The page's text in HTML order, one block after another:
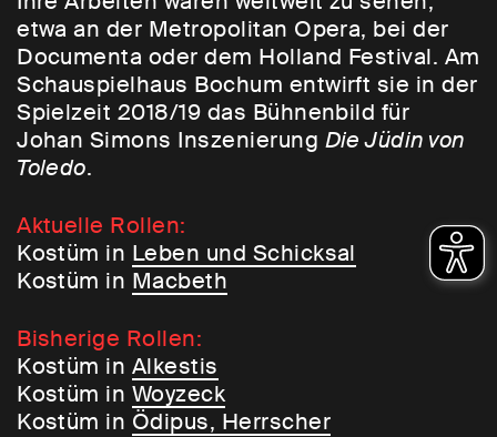
etwa an der Metropolitan Opera, bei der
Documenta oder dem Holland Festival. Am
Schauspielhaus Bochum entwirft sie in der
Spielzeit 2018/19 das Bühnenbild für
Johan Simons Inszenierung Die Jüdin von
Toledo.
Aktuelle Rollen:
Kostüm in Leben und Schicksal
Kostüm in Macbeth
Bisherige Rollen:
Kostüm in Alkestis
Kostüm in Woyzeck
Kostüm in Ödipus, Herrscher